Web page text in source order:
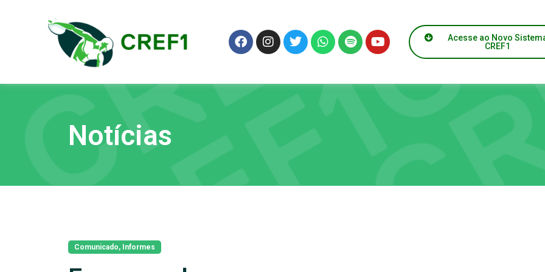
Acesse ao Novo
CREF1
Notícias
Comunicado, Informes